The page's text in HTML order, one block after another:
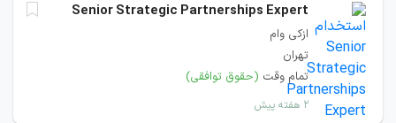
Senior Strategic Partnerships Expert
ازکی وام
تهران
تمام وقت (حقوق توافقی)
۲ هفته پیش